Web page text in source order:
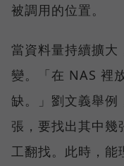
被調用的位置。
當資料量持續擴大
變。「在 NAS 裡
缺。」劉文義舉
張，要找出其中幾
工翻找。此時，能